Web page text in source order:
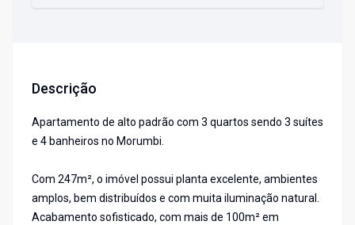
Descrição
Apartamento de alto padrão com 3 quartos sendo 3 suítes
e 4 banheiros no Morumbi.
Com 247m², o imóvel possui planta excelente, ambientes
amplos, bem distribuídos e com muita iluminação natural.
Acabamento sofisticado, com mais de 100m² em